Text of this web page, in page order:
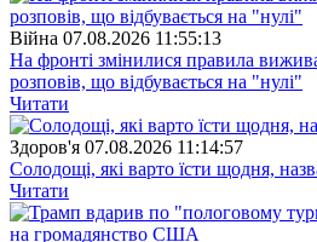
Війна 07.08.2026 11:55:13
На фронті змінилися правила
розповів, що відбувається на "нулі"
Читати
Здоров'я 07.08.2026 11:14:57
Солодощі, які варто їсти щодня,
Читати